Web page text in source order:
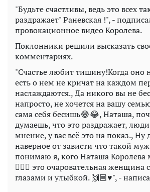
"Будьте счастливы, ведь это всех
раздражает" Раневская !", -
провокационное видео Королева.
Поклонники решили высказать
комментариях.
"Счастье любит тишину!Когда оно
есть о нем не кричат на каждом
наслаждаются., Да никого вы не
напросто, не хочется на вашу
сама себя бесишь😂😂, Наташа,
думаешь, что это раздражает,
мнение, у вас всё это на показ., Ну
наверное от зависти что такой
понимаю я, кого Наташа Королева
🤷🏻‍♀️ это очаровательная женщина
глазами и улыбкой. 🙌🏼♥️", -